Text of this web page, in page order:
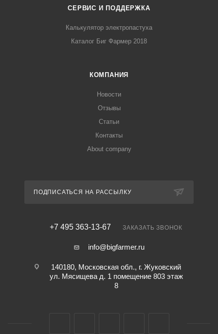
СЕРВИС И ПОДДЕРЖКА
Калькулятор электропастуха
Каталог Биг Фармер 2018
КОМПАНИЯ
Новости
Отзывы
Статьи
Контакты
About company
ПОДПИСАТЬСЯ НА РАССЫЛКУ
+7 495 363-13-67 ЗАКАЗАТЬ ЗВОНОК
info@bigfarmer.ru
140180, Московская обл., г. Жуковский
ул. Мясищева д. 1 помещение 803 этаж
8